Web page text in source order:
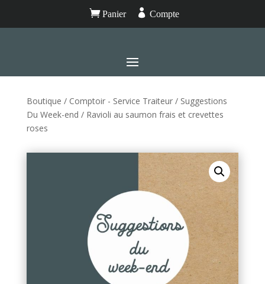
Panier  Compte
Boutique / Comptoir - Service Traiteur/ Suggestions
Du Week-end / Ravioli au saumon frais et crevettes
roses